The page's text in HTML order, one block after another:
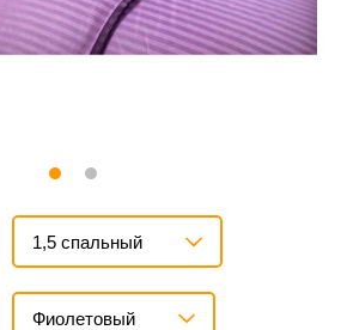
1,5 спальный
Фиолетовый